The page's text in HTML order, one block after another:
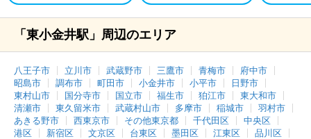
「東小金井駅」周辺のエリア
八王子市 立川市 武蔵野市 三鷹市 青梅市
府中市
昭島市
調布市 町田市 小金井市 小平市
日野市
東村山市
国分寺市 国立市 福生市 狛江市
東大和市
清瀬市
東久留米市 武蔵村山市 多摩市 稲城市
羽村市
あきる野市
西東京市 その他東京都 千代田区
中央区
港区
新宿区 文京区 台東区 墨田区 江東区
品川区